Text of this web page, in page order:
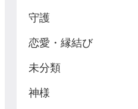
守護
恋愛・縁結び
未分類
神様